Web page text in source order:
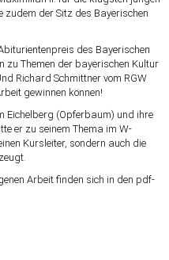
zudem der Sitz des Bayerischen
des Bayerischen
zu Themen der bayerischen Kultur
Richard Schmittner vom RGW
gewinnen können!
Eichelberg (Opferbaum) und ihre
er zu seinem Thema im W-
Kursleiter, sondern auch die
Arbeit finden sich in den pdf-